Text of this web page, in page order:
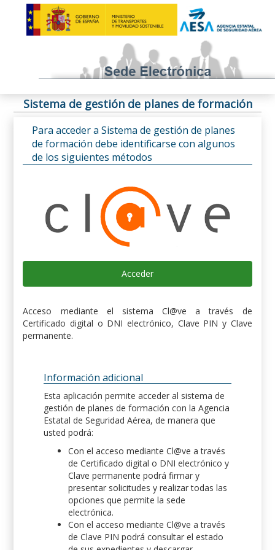
Sistema de gestión de planes de formación
Para acceder a Sistema de gestión de planes
de formación debe identificarse con algunos
de los siguientes métodos
Acceder
Acceso mediante el sistema Cl@ve a través de
Certificado digital o DNI electrónico, Clave PIN y Clave
permanente.
Información adicional
Esta aplicación permite acceder al sistema de
gestión de planes de formación con la Agencia
Estatal de Seguridad Aérea, de manera que
usted podrá:
Con el acceso mediante Cl@ve a través
de Certificado digital o DNI electrónico y
Clave permanente podrá firmar y
presentar solicitudes y realizar todas las
opciones que permite la sede
electrónica.
Con el acceso mediante Cl@ve a través
de Clave PIN podrá consultar el estado